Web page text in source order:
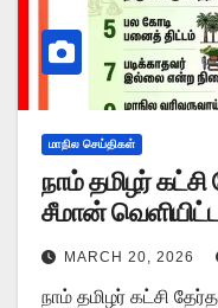
மாநில செய்திகள்
நாம் தமிழர்
சீமான்
MARCH 20, 2026
நாம் தமிழர் கட்சி